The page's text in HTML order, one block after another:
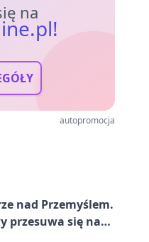
na
autopromocja
nad Przemyślem.
przesuwa się na